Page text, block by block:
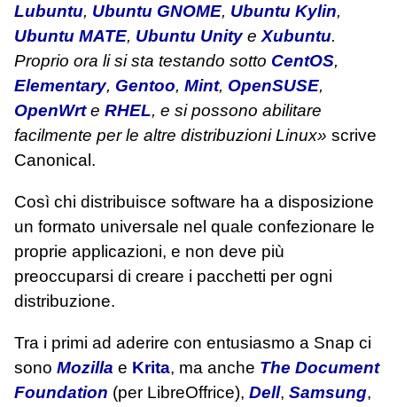
Lubuntu, Ubuntu GNOME, Ubuntu Kylin,
Ubuntu MATE, Ubuntu Unitye Xubuntu.
Proprio ora li si sta testando sotto CentOS,
Elementary, Gentoo, Mint, OpenSUSE,
OpenWrte RHEL, e si possono abilitare
facilmente per le altre distribuzioni Linux» scrive
Canonical.
Così chi distribuisce software ha a disposizione
un formato universale nel quale confezionare le
proprie applicazioni, e non deve più
preoccuparsi di creare i pacchetti per ogni
distribuzione.
Tra i primi ad aderire con entusiasmo a Snap ci
sono Mozilla e Krita, ma anche The Document
Foundation (per LibreOffrice), Dell, Samsung,